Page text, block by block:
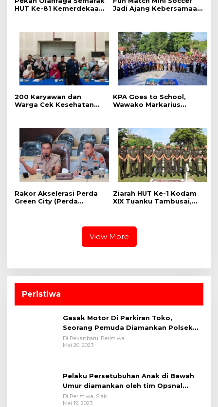
HUT Ke-81 Kemerdekaan
Pegawai
Jadi Ajang Kebersamaan
‎200 Karyawan dan
Warga Cek Kesehatan
‎KPA Goes to School,
‎Wawako Markarius
Kalangan Pelajar
Rakor Akselerasi Perda
Green City (Perda
Kota Pekanbaru dan Tim
Ziarah HUT Ke-1 Kodam
XIX Tuanku Tambusai,
View More
Peristiwa
Gasak Motor Di Parkiran Toko,
Seorang Pemuda Diamankan Polsek
Bukit Raya
Di Pekanbaru, Peristiwa
Mei 20, 2023
Pelaku Persetubuhan Anak di Bawah
Umur diamankan oleh tim Opsnal
Polsek Tualang-Polres Siak-Polda Riau
Di Peristiwa, Siak
Mei 19, 2023